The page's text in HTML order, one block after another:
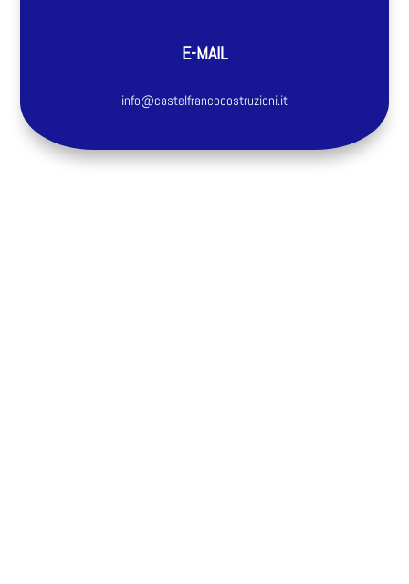
E-MAIL
info@castelfrancocostruzioni.it